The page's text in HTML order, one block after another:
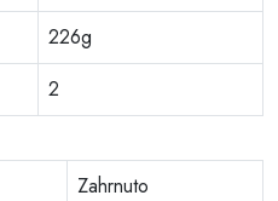
226g
2
Zahrnuto